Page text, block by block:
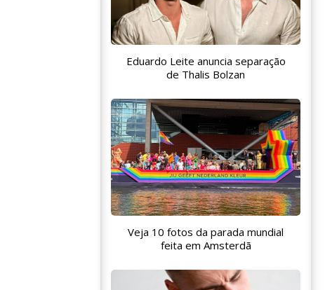
Eduardo Leite anuncia separação
de Thalis Bolzan
Veja 10 fotos da parada mundial
feita em Amsterdã